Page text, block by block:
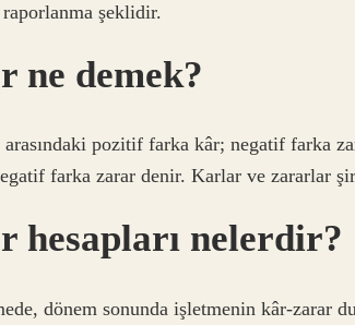
şeklidir.
ne demek?
pozitif farka kâr; negatif farka
farka zarar denir. Karlar ve zararlar
hesapları nelerdir?
dönem sonunda işletmenin kâr-zarar